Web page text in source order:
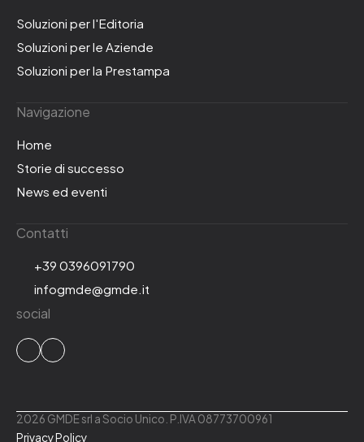
Soluzioni per l'Editoria
Soluzioni per le Aziende
Soluzioni per la Prestampa
Navigazione
Home
Storie di successo
News ed eventi
Contatti
+39 0396091790
infogmde@gmde.it
social
2026 GMDE srl a Socio Unico. P.IVA 08773700961
Privacy Policy